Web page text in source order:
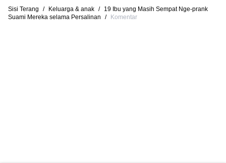
Sisi Terang / Keluarga & anak /
19 Ibu yang Masih Sempat Nge-prank
Suami Mereka selama Persalinan
/ Komentar